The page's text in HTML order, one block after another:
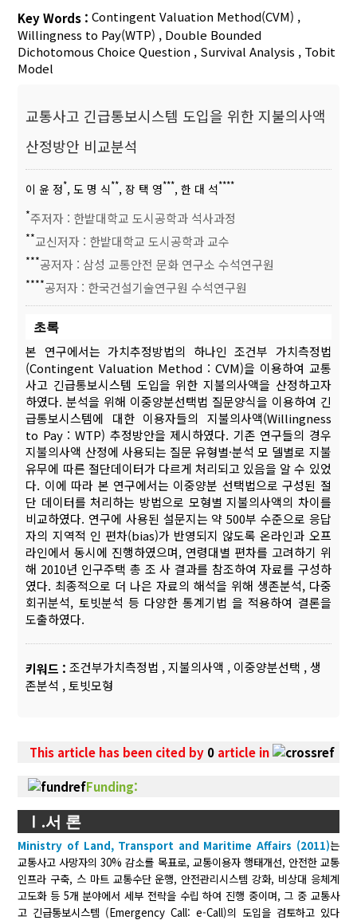
Key Words :Contingent Valuation Method(CVM) ,
Willingness to Pay(WTP) , Double Bounded
Dichotomous Choice Question , Survival Analysis , Tobit
Model
교통사고 긴급통보시스템 도입을 위한 지불의사액
산정방안 비교분석
이 윤 정*, 도 명 식**, 장 택 영***, 한 대 석****
*주저자 : 한밭대학교 도시공학과 석사과정
**교신저자 : 한밭대학교 도시공학과 교수
***공저자 : 삼성 교통안전 문화 연구소 수석연구원
****공저자 : 한국건설기술연구원 수석연구원
초록
본 연구에서는 가치추정방법의 하나인 조건부 가치측정법
(Contingent Valuation Method : CVM)을 이용하여 교통
사고 긴급통보시스템 도입을 위한 지불의사액을 산정하고자
하였다. 분석을 위해 이중양분선택법 질문양식을 이용하여 긴
급통보시스템에 대한 이용자들의 지불의사액(Willingness
to Pay : WTP) 추정방안을 제시하였다. 기존 연구들의 경우
지불의사액 산정에 사용되는 질문 유형별·분석 모 델별로 지불
유무에 따른 절단데이터가 다르게 처리되고 있음을 알 수 있었
다. 이에 따라 본 연구에서는 이중양분 선택법으로 구성된 절
단 데이터를 처리하는 방법으로 모형별 지불의사액의 차이를
비교하였다. 연구에 사용된 설문지는 약 500부 수준으로 응답
자의 지역적 인 편차(bias)가 반영되지 않도록 온라인과 오프
라인에서 동시에 진행하였으며, 연령대별 편차를 고려하기 위
해 2010년 인구주택 총 조 사 결과를 참조하여 자료를 구성하
였다. 최종적으로 더 나은 자료의 해석을 위해 생존분석, 다중
회귀분석, 토빗분석 등 다양한 통계기법 을 적용하여 결론을
도출하였다.
키워드 :조건부가치측정법 ,지불의사액 , 이중양분선택 ,생
존분석 ,토빗모형
This article has been cited by 0 article in
Funding:
Ⅰ.서 론
Ministry of Land, Transport and Maritime Affairs (2011)는
교통사고 사망자의 30% 감소를 목표로, 교통이용자 행태개선, 안전한 교통
인프라 구축, 스 마트 교통수단 운행, 안전관리시스템 강화, 비상대 응체계
고도화 등 5개 분야에서 세부 전략을 수립 하여 진행 중이며, 그 중 교통사
고 긴급통보시스템 (Emergency Call: e-Call)의 도입을 검토하고 있다